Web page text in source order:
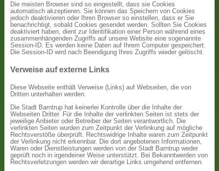
Die meisten Browser sind so eingestellt, dass sie Cookies
automatisch akzeptieren. Sie können das Speichern von Cookies
jedoch deaktivieren oder Ihren Browser so einstellen, dass er Sie
benachrichtigt, sobald Cookies gesendet werden. Sollten Sie Cookies
deaktiviert haben, dient zur Identifikation einer Person während eines
zusammenhängenden Zugriffs auf unsere Website eine sogenannte
Session-ID. Es werden keine Daten auf Ihrem Computer gespeichert.
Die Session-ID wird nach Beendigung Ihres Zugriffs wieder gelöscht.
Verweise auf externe Links
Diese Webseite enthält Verweise (Links) auf Webseiten, die von
Dritten unterhalten werden.
Die Stadt Barntrup hat keinerlei Kontrolle über die Inhalte der
Webseiten Dritter. Für die Inhalte der verlinkten Seiten ist stets der
jeweilige Anbieter oder Betreiber der Seiten verantwortlich. Die
verlinkten Seiten wurden zum Zeitpunkt der Verlinkung auf mögliche
Rechtsverstöße überprüft. Rechtswidrige Inhalte waren zum Zeitpunkt
der Verlinkung nicht erkennbar. Die dort angebotenen Informationen,
Waren oder Dienstleistungen werden von der Stadt Barntrup weder
geprüft noch in irgendeiner Weise unterstützt. Bei Bekanntwerden von
Rechtsverletzungen werden wir derartige Links umgehend entfernen.